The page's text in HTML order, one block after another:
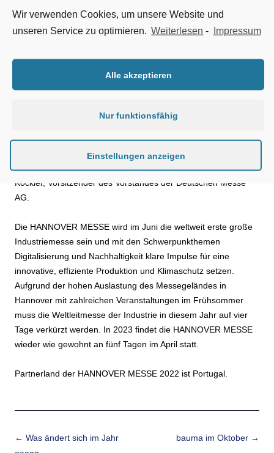
vielen angrenzenden Nachbarstaaten haben wir gemeinsam
mit unseren Ausstellern entschieden, die HANNOVER MESSE
der Pandemie die Sommermonate am besten für
mit der frühzeitigen Terminverschiebung die größtmögliche
Planungssicherheit, um ihre Innovationen auf der weltweit
wichtigsten Industriemesse zu präsentieren“, sagt Dr. Jochen
Köckler, Vorsitzender des Vorstandes der Deutschen Messe
AG.
Die HANNOVER MESSE wird im Juni die weltweit erste große
Industriemesse sein und mit den Schwerpunkthemen
Digitalisierung und Nachhaltigkeit klare Impulse für eine
innovative, effiziente Produktion und Klimaschutz setzen.
Aufgrund der hohen Auslastung des Messegeländes in
Hannover mit zahlreichen Veranstaltungen im Frühsommer
muss die Weltleitmesse der Industrie in diesem Jahr auf vier
Tage verkürzt werden. In 2023 findet die HANNOVER MESSE
wieder wie gewohnt an fünf Tagen im April statt.
Partnerland der HANNOVER MESSE 2022 ist Portugal.
Beitrags-Navigation
← Was ändert sich im Jahr
bauma im Oktober →
Wir verwenden Cookies, um unsere Website und
unseren Service zu optimieren. Weiterlesen - Impressum
Alle akzeptieren
Nur funktionsfähig
Einstellungen anzeigen